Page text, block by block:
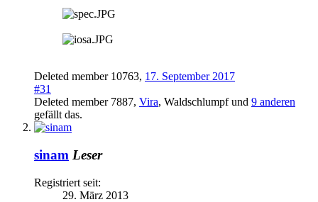
Deleted member 10763, 17. September 2017
#31
Deleted member 7887, Vira, Waldschlumpfund 9 anderen
gefällt das.
sinam Leser
Registriert seit:
29. März 2013